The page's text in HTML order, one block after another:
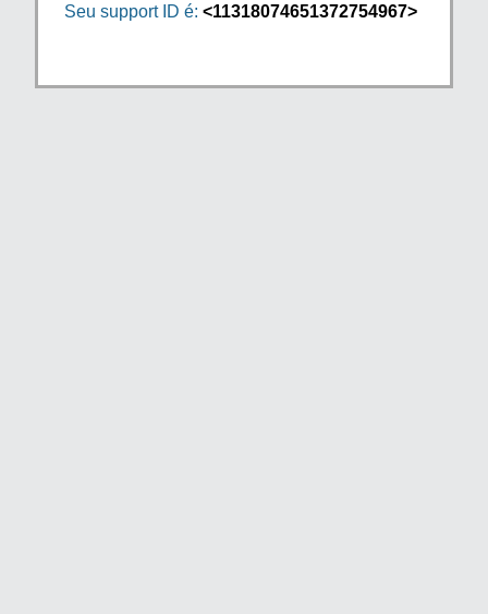
Seu support ID é: <11318074651372754967>